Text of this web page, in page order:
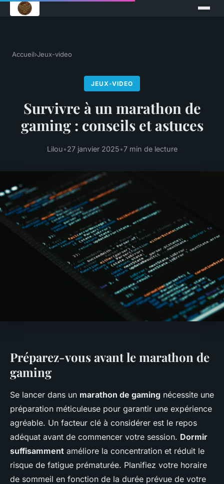
Accueil›Jeux-video
JEUX-VIDEO
Survivre à un marathon de
gaming : conseils et astuces
Lilou•27 janvier 2025•7 min de lecture
Préparez-vous avant le marathon de
gaming
Se lancer dans un marathon de gaming nécessite une
préparation méticuleuse pour garantir une expérience
agréable. Un facteur clé à considérer est le repos
adéquat avant de commencer votre session. Dormir
suffisamment améliore la concentration et réduit le
risque de fatigue prématurée. Planifiez votre horaire
de sommeil en fonction de la durée prévue de votre